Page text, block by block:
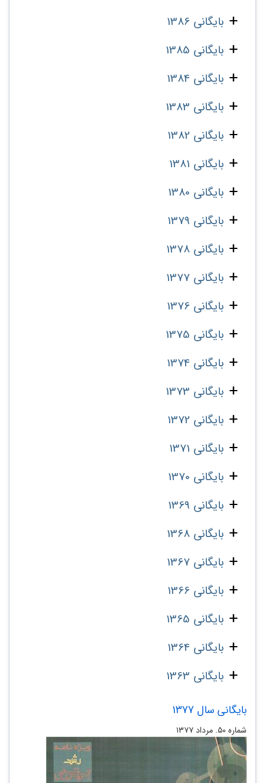
بایگانی 1386
بایگانی 1385
بایگانی 1384
بایگانی 1383
بایگانی 1382
بایگانی 1381
بایگانی 1380
بایگانی 1379
بایگانی 1378
بایگانی 1377
بایگانی 1376
بایگانی 1375
بایگانی 1374
بایگانی 1373
بایگانی 1372
بایگانی 1371
بایگانی 1370
بایگانی 1369
بایگانی 1368
بایگانی 1367
بایگانی 1366
بایگانی 1365
بایگانی 1364
بایگانی 1363
بایگانی سال 1377
شماره ۵۰. مرداد ۱۳۷۷